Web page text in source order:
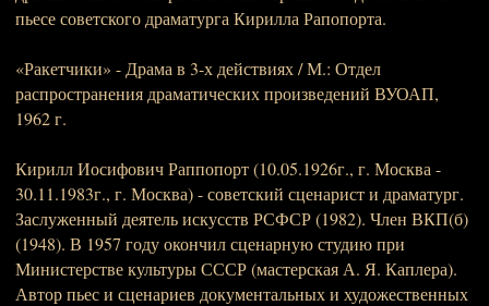
пьесе советского драматурга Кирилла Рапопорта.
«Ракетчики» - Драма в 3-х действиях / М.: Отдел
распространения драматических произведений ВУОАП,
1962 г.
Кирилл Иосифович Раппопорт (10.05.1926г., г. Москва -
30.11.1983г., г. Москва) - советский сценарист и драматург.
Заслуженный деятель искусств РСФСР (1982). Член ВКП(б)
(1948). В 1957 году окончил сценарную студию при
Министерстве культуры СССР (мастерская А. Я. Каплера).
Автор пьес и сценариев документальных и художественных